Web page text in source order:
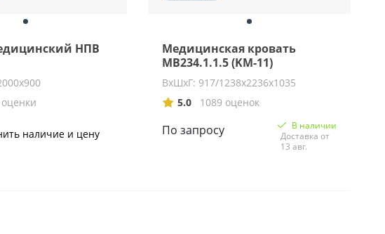
НПВ
наличие и цену
Медицинская кровать
MB234.1.1.5 (KM-11)
ВхШхГ: 917/1238х2236х1035
5.0
1089 оценок
По запросу
В наличии
Доставка от
13 авг.